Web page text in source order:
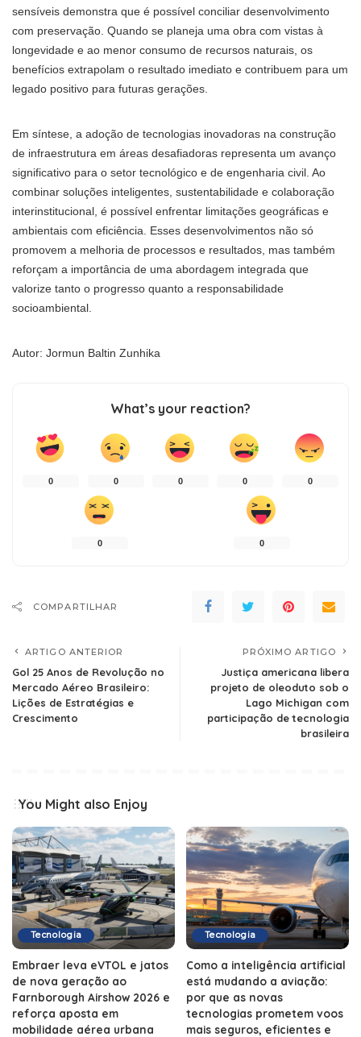
sensíveis demonstra que é possível conciliar desenvolvimento
com preservação. Quando se planeja uma obra com vistas à
longevidade e ao menor consumo de recursos naturais, os
benefícios extrapolam o resultado imediato e contribuem para um
legado positivo para futuras gerações.
Em síntese, a adoção de tecnologias inovadoras na construção
de infraestrutura em áreas desafiadoras representa um avanço
significativo para o setor tecnológico e de engenharia civil. Ao
combinar soluções inteligentes, sustentabilidade e colaboração
interinstitucional, é possível enfrentar limitações geográficas e
ambientais com eficiência. Esses desenvolvimentos não só
promovem a melhoria de processos e resultados, mas também
reforçam a importância de uma abordagem integrada que
valorize tanto o progresso quanto a responsabilidade
socioambiental.
Autor: Jormun Baltin Zunhika
What’s your reaction?
0 0 0 0 0
0 0
COMPARTILHAR
ARTIGO ANTERIOR
Gol 25 Anos de Revolução no
Mercado Aéreo Brasileiro:
Lições de Estratégias e
Crescimento
PRÓXIMO ARTIGO
Justiça americana libera
projeto de oleoduto sob o
Lago Michigan com
participação de tecnologia
brasileira
You Might also Enjoy
Tecnologia
Embraer leva eVTOL e jatos
de nova geração ao
Farnborough Airshow 2026 e
reforça aposta em
mobilidade aérea urbana
Tecnologia
Como a inteligência artificial
está mudando a aviação:
por que as novas
tecnologias prometem voos
mais seguros, eficientes e